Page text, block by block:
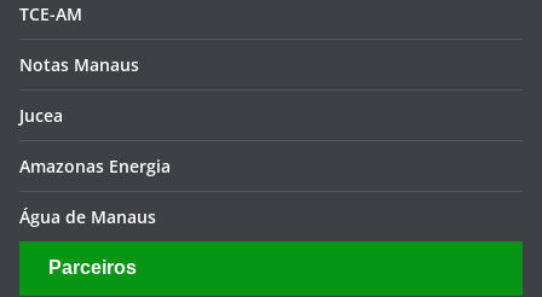
TCE-AM
Notas Manaus
Jucea
Amazonas Energia
Água de Manaus
Parceiros